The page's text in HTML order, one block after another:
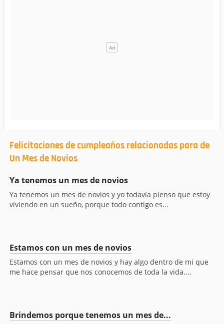
Felicitaciones de cumpleaños relacionadas para de
Un Mes de Novios
Ya tenemos un mes de novios
Ya tenemos un mes de novios y yo todavía pienso que estoy
viviendo en un sueño, porque todo contigo es...
Estamos con un mes de novios
Estamos con un mes de novios y hay algo dentro de mi que
me hace pensar que nos conocemos de toda la vida....
Brindemos porque tenemos un mes de...